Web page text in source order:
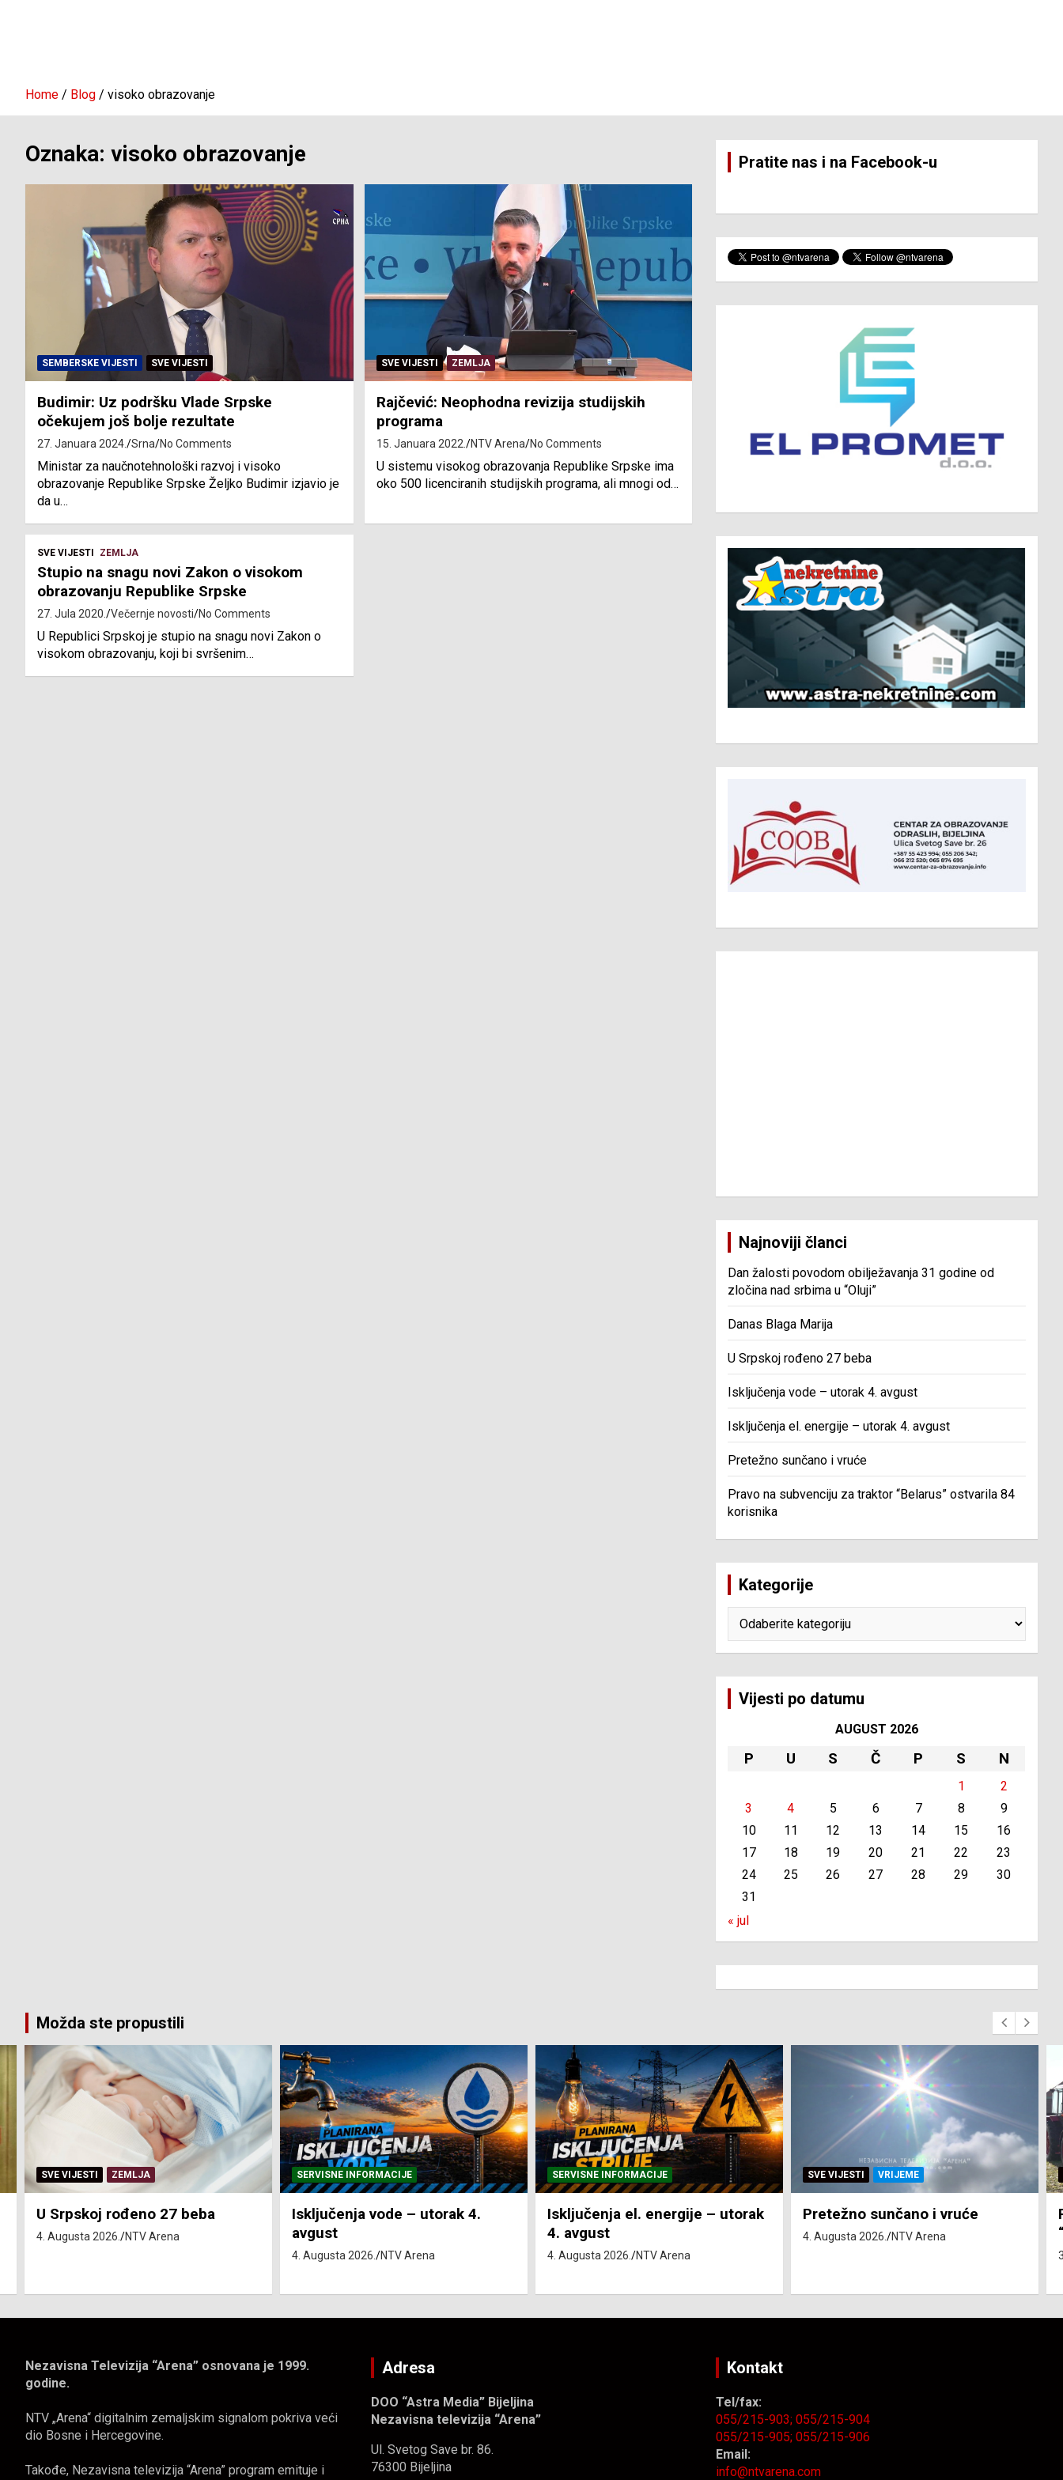
Home Blog visoko obrazovanje
Oznaka: visoko obrazovanje
SEMBERSKE VIJESTI SVE VIJESTI
Budimir: Uz podršku Vlade Srpske
očekujem još bolje rezultate
27. Januara 2024. Srna No Comments
Ministar za naučnotehnološki razvoj i visoko
obrazovanje Republike Srpske Željko Budimir izjavio je
da u…
SVE VIJESTI ZEMLJA
Rajčević: Neophodna revizija studijskih
programa
15. Januara 2022. NTV Arena No Comments
U sistemu visokog obrazovanja Republike Srpske ima
oko 500 licenciranih studijskih programa, ali mnogi od…
SVE VIJESTI ZEMLJA
Stupio na snagu novi Zakon o visokom
obrazovanju Republike Srpske
27. Jula 2020. Večernje novosti No Comments
U Republici Srpskoj je stupio na snagu novi Zakon o
visokom obrazovanju, koji bi svršenim…
Pratite nas i na Facebook-u
Najnoviji članci
Dan žalosti povodom obilježavanja 31 godine od
zločina nad srbima u “Oluji”
Danas Blaga Marija
U Srpskoj rođeno 27 beba
Isključenja vode – utorak 4. avgust
Isključenja el. energije – utorak 4. avgust
Pretežno sunčano i vruće
Pravo na subvenciju za traktor “Belarus” ostvarila 84
korisnika
Kategorije
Vijesti po datumu
AUGUST 2026
P U S Č P S N
1
2
3
4 5 6 7 8
9
10
11 12 13 14 15
16
17
18 19 20 21 22
23
24
25 26 27 28 29
30
31
« jul
Možda ste propustili
SERVISNE INFORMACIJE
Isključenja vode – utorak 4.
avgust
SERVISNE INFORMACIJE
Isključenja el. energije – utorak
4. avgust
4. Augusta 2026. NTV Arena
SVE VIJESTI VRIJEME
Pretežno sunčano i vruće
4. Augusta 2026.
SVE VIJESTI ZEMLJA
Pravo na subvenciju za traktor
“Belarus” ostvarila 84 korisnika
Nezavisna Televizija “Arena” osnovana je 1999.
godine.
NTV „Arena“ digitalnim zemaljskim signalom pokriva veći
dio Bosne i Hercegovine.
Takođe, Nezavisna televizija “Arena” program emituje i
Adresa
DOO “Astra Media” Bijeljina
Nezavisna televizija “Arena”
Ul. Svetog Save br. 86.
76300 Bijeljina
Kontakt
Tel/fax:
055/215-903;055/215-904
055/215-905;055/215-906
Email:
info@ntvarena.com